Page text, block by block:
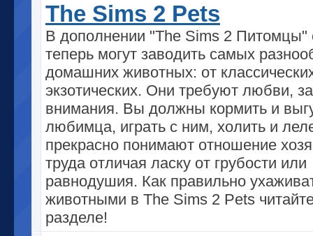
The Sims 2 Pets
В дополнении "The Sims 2
теперь могут заводить самых
домашних животных: от
экзотических. Они требуют любви,
внимания. Вы должны кормить и
любимца, играть с ним, холить и
прекрасно понимают отношение
труда отличая ласку от грубости или
равнодушия. Как правильно
животными в The Sims 2 Pets
разделе!